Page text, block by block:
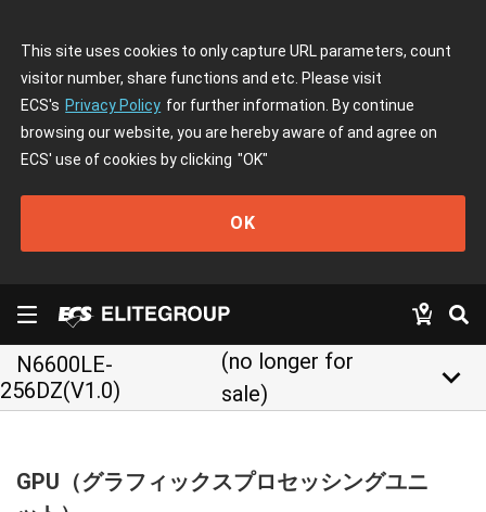
This site uses cookies to only capture URL parameters, count
visitor number, share functions and etc. Please visit
ECS's Privacy Policy for further information. By continue
browsing our website, you are hereby aware of and agree on
ECS' use of cookies by clicking "OK"
OK
N6600LE-
256DZ(V1.0)
(no longer for
sale)
keyboard_arrow_down
GPU（グラフィックスプロセッシングユニ